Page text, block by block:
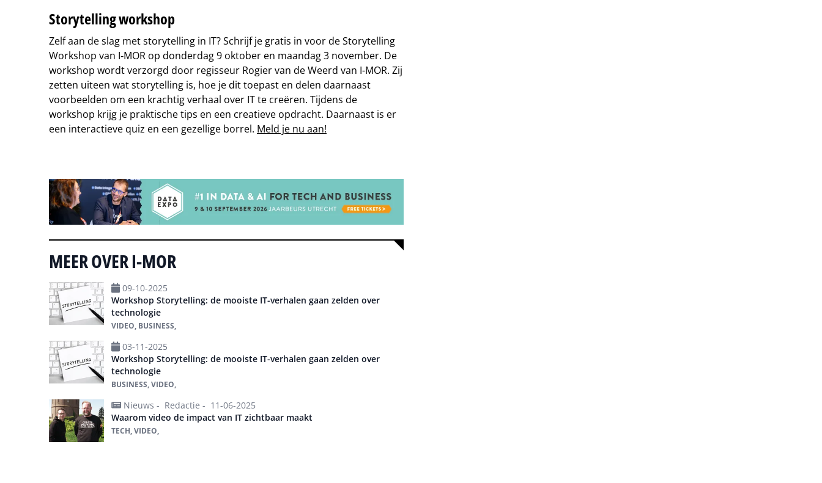
Storytelling workshop
Zelf aan de slag met storytelling in IT? Schrijf je gratis in voor de Storytelling
Workshop van I‑MOR op donderdag 9 oktober en maandag 3 november. De
workshop wordt verzorgd door regisseur Rogier van de Weerd van I-MOR. Zij
zetten uiteen wat storytelling is, hoe je dit toepast en delen daarnaast
voorbeelden om een krachtig verhaal over IT te creëren. Tijdens de
workshop krijg je praktische tips en een creatieve opdracht. Daarnaast is er
een interactieve quiz en een gezellige borrel. Meld je nu aan!
MEER OVER I-MOR
09-10-2025
Workshop Storytelling: de mooiste IT-verhalen gaan zelden over
technologie
VIDEO, BUSINESS,
03-11-2025
Workshop Storytelling: de mooiste IT-verhalen gaan zelden over
technologie
BUSINESS, VIDEO,
Nieuws - Redactie - 11-06-2025
Waarom video de impact van IT zichtbaar maakt
TECH, VIDEO,